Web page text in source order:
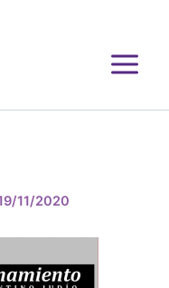
11/2020